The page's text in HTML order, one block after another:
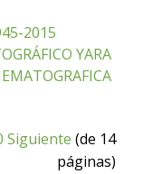
2015
YARA
Siguiente (de 14
páginas)